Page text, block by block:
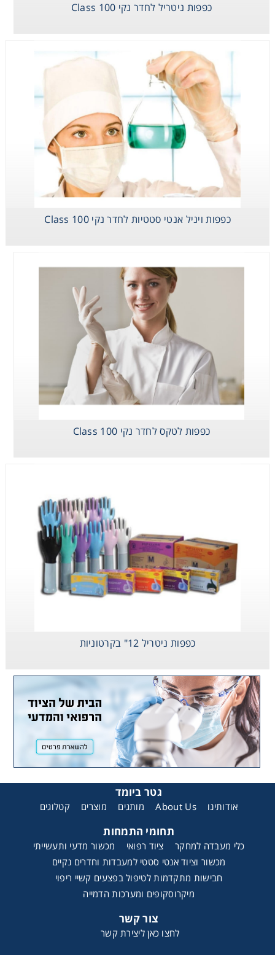
כפפות ניטריל לחדר נקי Class 100
כפפות ויניל אנטי סטטיות לחדר נקי Class 100
כפפות לטקס לחדר נקי Class 100
כפפות ניטריל 12" בקרטוניות
גטר ביומד
אודותינו About Us מותגים מוצרים קטלוגים
תחומי התמחות
כלי מעבדה למחקר ציוד רפואי
מכשור מדעי ותעשייתי
מכשור וציוד אנטי סטטי למעבדות וחדרים נקיים
חבישות מתקדמות לטיפול בפצעים קשיי ריפוי
מיקרוסקופים ומערכות הדמייה
צור קשר
לחצו כאן ליצירת קשר
כפפות ניטריל לחדר
כפפות ויניל אנטי
סטטיות לחדר נקי
Class 100
כפפות ניטריל 12"